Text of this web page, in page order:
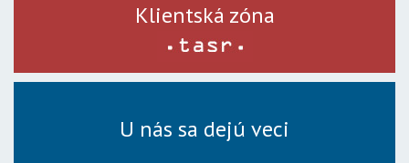
Klientská zóna
U nás sa dejú veci